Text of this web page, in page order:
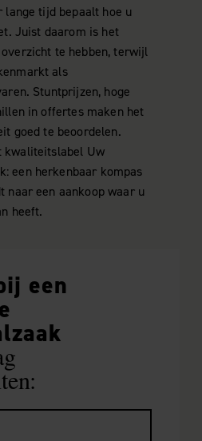
tijd bepaalt hoe u
Juist daarom is het
te hebben, terwijl
als
Stuntprijzen, hoge
in offertes maken het
goed te beoordelen.
kwaliteitslabel Uw
een herkenbaar kompas
naar een aankoop waar u
heeft.
een